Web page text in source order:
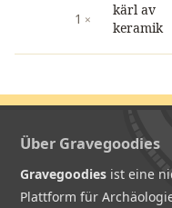
1
kärl av
keramik
Über Gravegoodies
Gravegoodies ist eine
Plattform für